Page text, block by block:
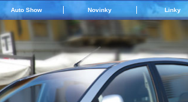
Auto Show Novinky Linky